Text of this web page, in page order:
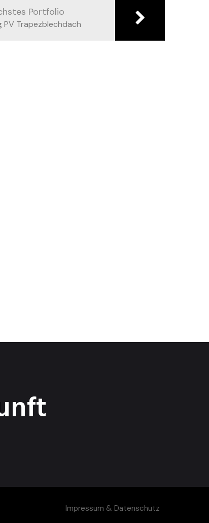
Portfolio
PV Trapezblechdach
Impressum & Datenschutz